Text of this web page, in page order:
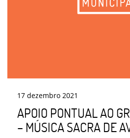
17 dezembro 2021
APOIO PONTUAL AO
– MÚSICA SACRA DE